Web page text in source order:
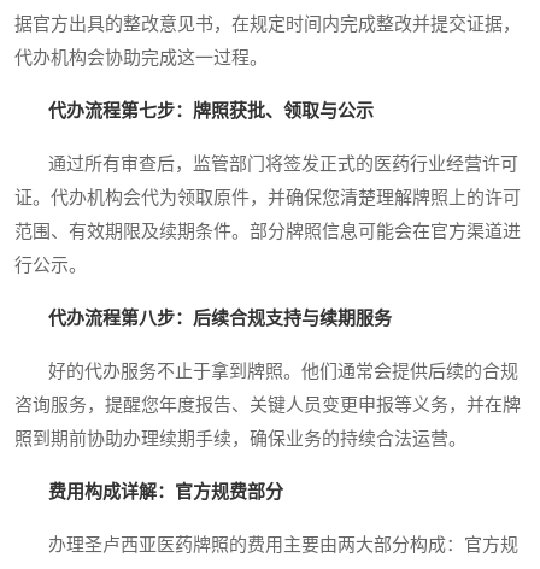
据官方出具的整改意见书，在规定时间内完成整改并提交证据，
代办机构会协助完成这一过程。
代办流程第七步：牌照获批、领取与公示
通过所有审查后，监管部门将签发正式的医药行业经营许可
证。代办机构会代为领取原件，并确保您清楚理解牌照上的许可
范围、有效期限及续期条件。部分牌照信息可能会在官方渠道进
行公示。
代办流程第八步：后续合规支持与续期服务
好的代办服务不止于拿到牌照。他们通常会提供后续的合规
咨询服务，提醒您年度报告、关键人员变更申报等义务，并在牌
照到期前协助办理续期手续，确保业务的持续合法运营。
费用构成详解：官方规费部分
办理圣卢西亚医药牌照的费用主要由两大部分构成：官方规